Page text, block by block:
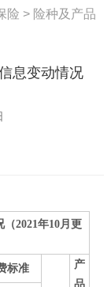
险 > 险种及产品
息变动情况
2021年10月更
标准
产
品